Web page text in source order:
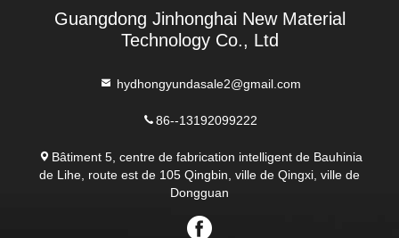
Guangdong Jinhonghai New Material
Technology Co., Ltd
hydhongyundasale2@gmail.com
86--13192099222
Bâtiment 5, centre de fabrication intelligent de Bauhinia
de Lihe, route est de 105 Qingbin, ville de Qingxi, ville de
Dongguan